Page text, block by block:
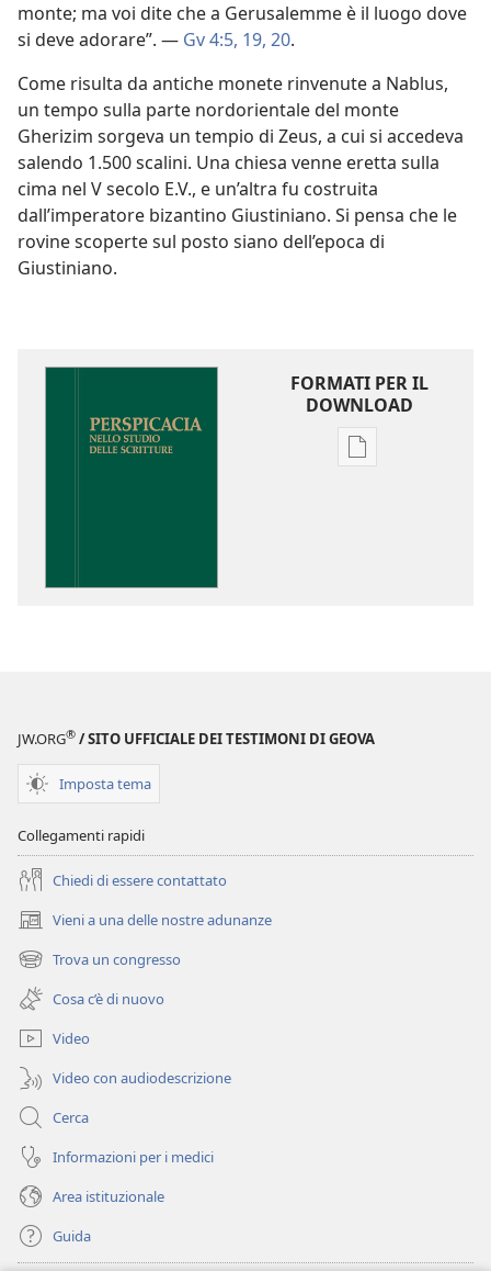
monte; ma voi dite che a Gerusalemme è il luogo dove
si deve adorare”. — Gv 4:5, 19, 20.
Come risulta da antiche monete rinvenute a Nablus,
un tempo sulla parte nordorientale del monte
Gherizim sorgeva un tempio di Zeus, a cui si accedeva
salendo 1.500 scalini. Una chiesa venne eretta sulla
cima nel V secolo E.V., e un’altra fu costruita
dall’imperatore bizantino Giustiniano. Si pensa che le
rovine scoperte sul posto siano dell’epoca di
Giustiniano.
FORMATI PER IL
DOWNLOAD
Opzioni
JW.ORG® / SITO UFFICIALE DEI TESTIMONI DI GEOVA
Imposta tema
Collegamenti rapidi
Chiedi di essere contattato
Vieni a una delle nostre adunanze
(apre
una
nuova
finestra)
Trova un congresso
(apre
una
nuova
finestra)
Cosa c’è di nuovo
Video
Video con audiodescrizione
Cerca
Informazioni per i medici
Area istituzionale
Guida